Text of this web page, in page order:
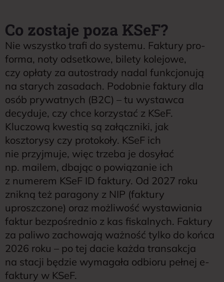
Co zostaje poza KSeF?
Nie wszystko trafi do systemu. Faktury pro-
forma, noty odsetkowe, bilety kolejowe,
czy opłaty za autostrady nadal funkcjonują
na starych zasadach. Podobnie faktury dla
osób prywatnych (B2C) – tu wystawca
decyduje, czy chce korzystać z KSeF.
Kluczową kwestią są załączniki, jak
kosztorysy czy protokoły. KSeF ich
nie przyjmuje, więc trzeba je dosyłać
np. mailem, dbając o powiązanie ich
z numerem KSeF ID faktury. Od 2027 roku
znikną też paragony z NIP (faktury
uproszczone) oraz możliwość wystawiania
faktur bezpośrednio z kas fiskalnych. Faktury
za paliwo zachowają ważność tylko do końca
2026 roku – po tej dacie każda transakcja
na stacji będzie wymagała odbioru pełnej e-
faktury w KSeF.